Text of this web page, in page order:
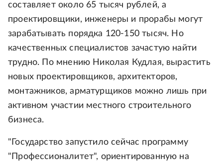
составляет около 65 тысяч рублей, а
проектировщики, инженеры и прорабы могут
зарабатывать порядка 120-150 тысяч. Но
качественных специалистов зачастую найти
трудно. По мнению Николая Кудлая, вырастить
новых проектировщиков, архитекторов,
монтажников, арматурщиков можно лишь при
активном участии местного строительного
бизнеса.
"Государство запустило сейчас программу
"Профессионалитет", ориентированную на